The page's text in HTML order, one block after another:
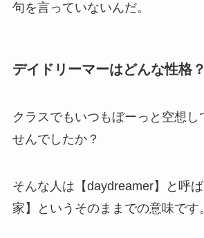
句を言っていないんだ。
デイドリーマーはどんな性格？
クラスでもいつもぼーっと空想し
せんでしたか？
そんな人は【daydreamer】と呼
家】というそのままでの意味です。